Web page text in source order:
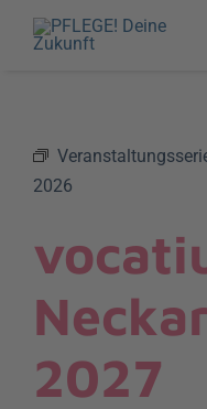
Zum
Inhalt
2026
2027